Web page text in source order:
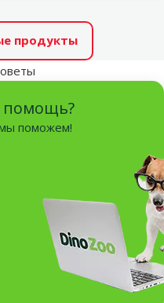
продукты
помощь?
поможем!